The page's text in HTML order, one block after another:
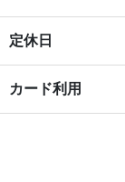
定休日
カード利用